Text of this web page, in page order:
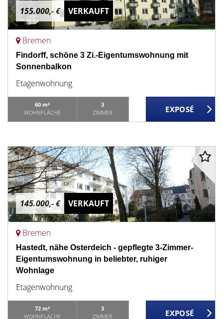
155.000,- € VERKAUFT
Bremen
Findorff, schöne 3 Zi.-Eigentumswohnung mit
Sonnenbalkon
Etagenwohnung
60 m²
WOHNFLÄCHE
3
ZIMMER
145.000,- € VERKAUFT
Bremen
Hastedt, nähe Osterdeich - gepflegte 3-Zimmer-
Eigentumswohnung in beliebter, ruhiger
Wohnlage
Etagenwohnung
72 m²
WOHNFLÄCHE
3
ZIMMER